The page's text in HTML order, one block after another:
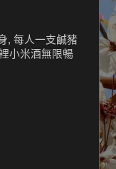
, 每人一支鹹豬
小米酒無限暢